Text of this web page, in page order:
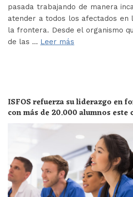
pasada trabajando de manera
atender a todos los afectados en
la frontera. Desde el organismo
de las … Leer más
ISFOS refuerza su liderazgo en
con más de 20.000 alumnos este